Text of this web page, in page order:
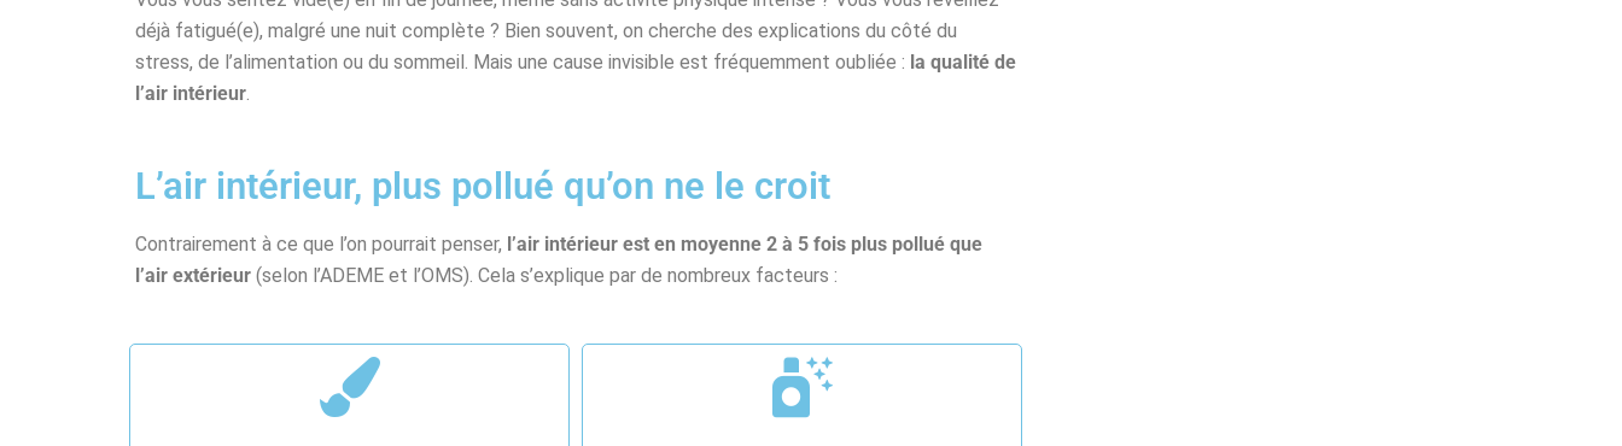
déjà fatigué(e), malgré une nuit complète ? Bien souvent, on cherche des explications du côté du
stress, de l’alimentation ou du sommeil. Mais une cause invisible est fréquemment oubliée : la qualité de
l’air intérieur
L’air intérieur, plus pollué qu’on ne le croit
Contrairement à ce que l’on pourrait penser, l’air intérieur est en moyenne 2 à 5 fois plus pollué que
l’air extérieur (selon l’ADEME et l’OMS). Cela s’explique par de nombreux facteurs :